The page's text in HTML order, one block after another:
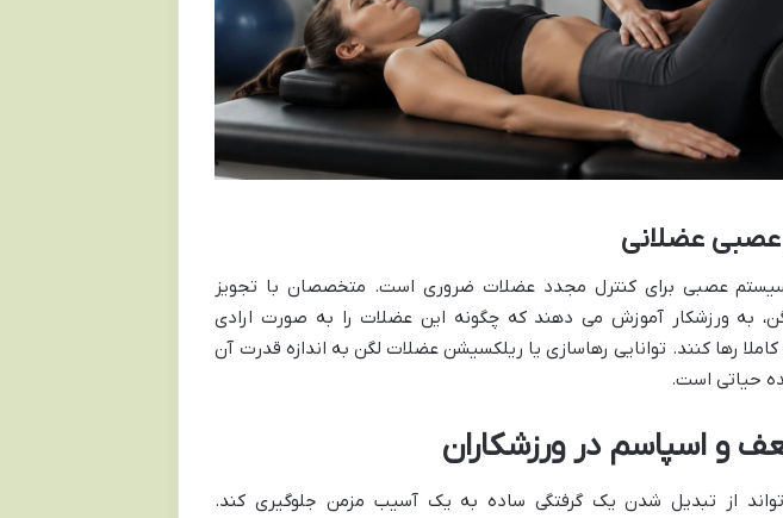
عصبی عضلانی
سیستم عصبی برای کنترل مجدد عضلات ضروری است. متخصصان با تجویز
به ورزشکار آموزش می دهند که چگونه این عضلات را به صورت ارادی
رها کنند. توانایی رهاسازی یا ریلکسیشن عضلات لگن به اندازه قدرت آن
حیاتی است.
و اسپاسم در ورزشکاران
از تبدیل شدن یک گرفتگی ساده به یک آسیب مزمن جلوگیری کند.